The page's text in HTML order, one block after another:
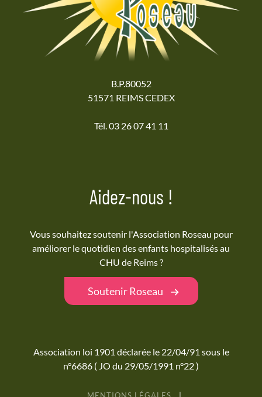
B.P.80052
51571 REIMS CEDEX
Tél. 03 26 07 41 11
Aidez-nous !
Vous souhaitez soutenir l'Association Roseau pour
améliorer le quotidien des enfants hospitalisés au
CHU de Reims ?
Soutenir Roseau
Association loi 1901 déclarée le 22/04/91 sous le
n°6686 ( JO du 29/05/1991 n°22 )